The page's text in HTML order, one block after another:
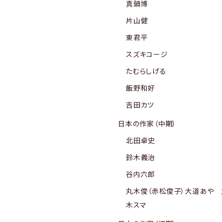
真鍋博
片山健
東君平
スズキコージ
たむらしげる
飯野和好
吉田カツ
日本の作家（中期）
北田卓史
鈴木義治
谷内六郎
丸木俊（赤松俊子）大道あや
木スマ